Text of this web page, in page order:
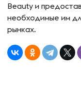
Beauty и
необходимые им
рынках.